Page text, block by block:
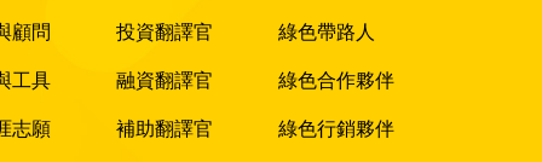
顧問
工具
志願
投資翻譯官
融資翻譯官
補助翻譯官
綠色帶路人
綠色合作夥伴
綠色行銷夥伴